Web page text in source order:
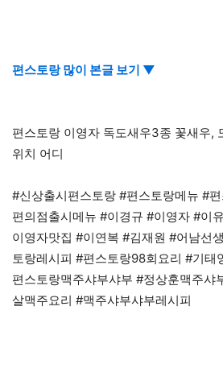
편스토랑 많이 본글 보기 ▼
편스토랑 이영자 독도새우3종 꽃새우,
위치 어디
#신상출시편스토랑 #편스토랑메뉴 #
편의점출시메뉴 #이경규 #이영자 #이
이영자맛집 #이연복 #김재원 #어남선
토랑레시피 #편스토랑98회요리 #기태
편스토랑맥주샤부샤부 #정상훈맥주샤
살맥주요리 #맥주샤부샤부레시피